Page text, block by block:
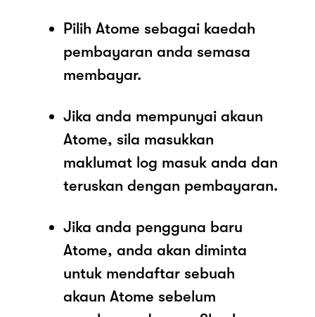
Pilih Atome sebagai kaedah
pembayaran anda semasa
membayar.
Jika anda mempunyai akaun
Atome, sila masukkan
maklumat log masuk anda dan
teruskan dengan pembayaran.
Jika anda pengguna baru
Atome, anda akan diminta
untuk mendaftar sebuah
akaun Atome sebelum